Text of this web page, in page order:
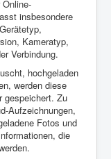
insbesondere
Kameratyp,
Verbindung.
hochgeladen
werden diese
gespeichert. Zu
Aufzeichnungen,
Fotos und
die